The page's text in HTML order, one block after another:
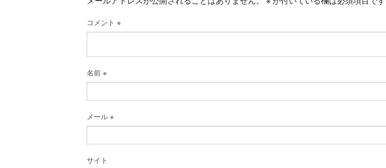
コメント ※
名前 ※
メール ※
サイト